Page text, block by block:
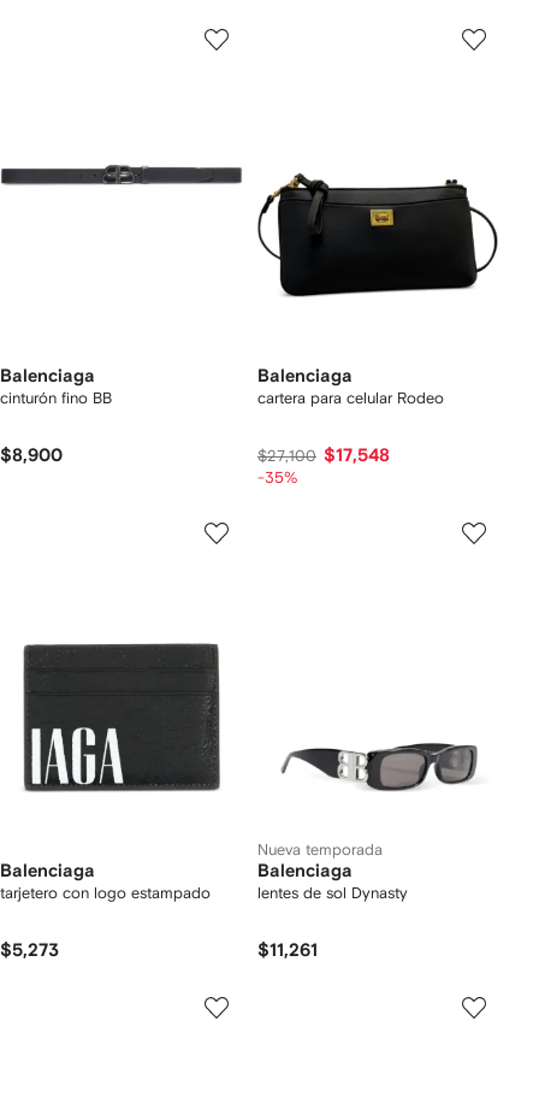
Balenciaga
cinturón fino BB
$8,900
Balenciaga
cartera para celular Rodeo
$27,100 $17,548
-35%
Balenciaga
tarjetero con logo estampado
$5,273
Nueva temporada
Balenciaga
lentes de sol Dynasty
$11,261